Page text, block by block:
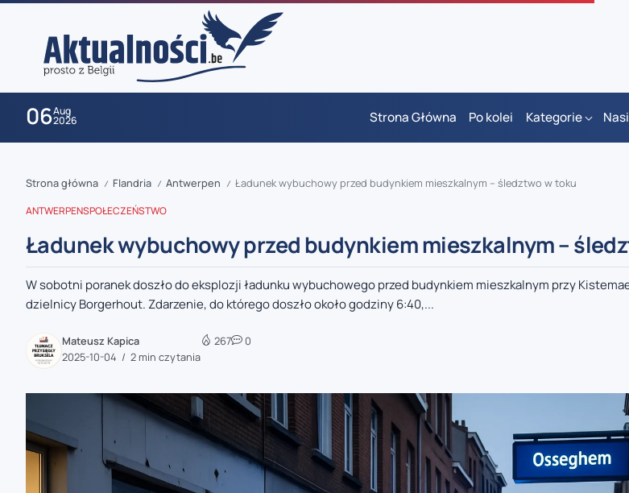
06Aug
2026 Strona Główna Po kolei Kategorie
zaobserwuj nas
zaobserwuj nas
zaobserwuj nas
Strona główna / Flandria / Antwerpen / Ładunek wybuchowy przed budynkiem mieszkalnym – śledztwo w toku
ANTWERPENSPOŁECZEŃSTWO
Ładunek wybuchowy przed budynkiem mieszkalnym –
W sobotni poranek doszło do eksplozji ładunku wybuchowego przed budynkiem mieszkalnym przy
dzielnicy Borgerhout. Zdarzenie, do którego doszło około godziny 6:40,...
Mateusz Kapica
2025-10-04
2 min czytania
267 0